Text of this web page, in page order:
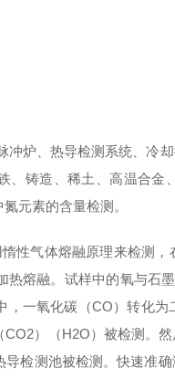
冲炉、热导检测系统、冷
、铸造、稀土、高温合
元素的含量检测。
性气体熔融原理来检测
熔融。试样中的氧与石
，一氧化碳（CO）转化
）（H2O）被检测。
检测池被检测。快速准